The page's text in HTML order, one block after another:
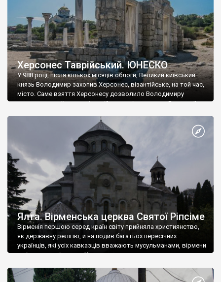
Херсонес Таврійський. ЮНЕСКО
У 988 році, після кількох місяців облоги, Великий київський
князь Володимир захопив Херсонес, візантійське, на той час,
місто. Саме взяття Херсонесу дозволило Володимиру
диктувати свої умови візантійському імператору Василю ІІ, та
Херсонесі Володимир-язичник, став Василем-християнином.
А потім було Хрещення Русі. На честь Херсонесу Таврійського
Ялта. Вірменська церква Святої Ріпсіме
Вірменія першою серед країн світу прийняла християнство,
як державну релігію, й на подив багатьох пересічних
українців, які усіх кавказців вважають мусульманами, вірмени
є відданими вірянами Христа